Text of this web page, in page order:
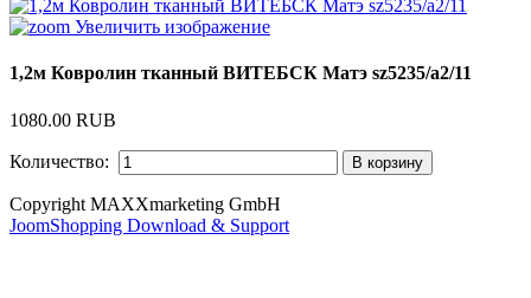
Увеличить изображение
1,2м Ковролин тканный ВИТЕБСК Матэ sz5235/а2/11
1080.00 RUB
Количество:
Copyright MAXXmarketing GmbH
JoomShopping Download & Support